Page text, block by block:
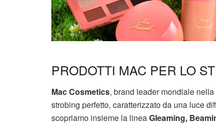
PRODOTTI MAC PER LO
Mac Cosmetics, brand leader mondiale
strobing perfetto, caratterizzato da una luce
scopriamo insieme la lineaGleaming,